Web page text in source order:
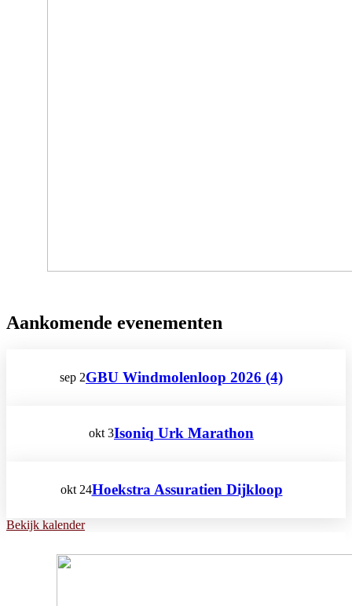
Aankomende evenementen
sep 2GBU Windmolenloop 2026 (4)
okt 3Isoniq Urk Marathon
okt 24Hoekstra Assuratien Dijkloop
Bekijk kalender